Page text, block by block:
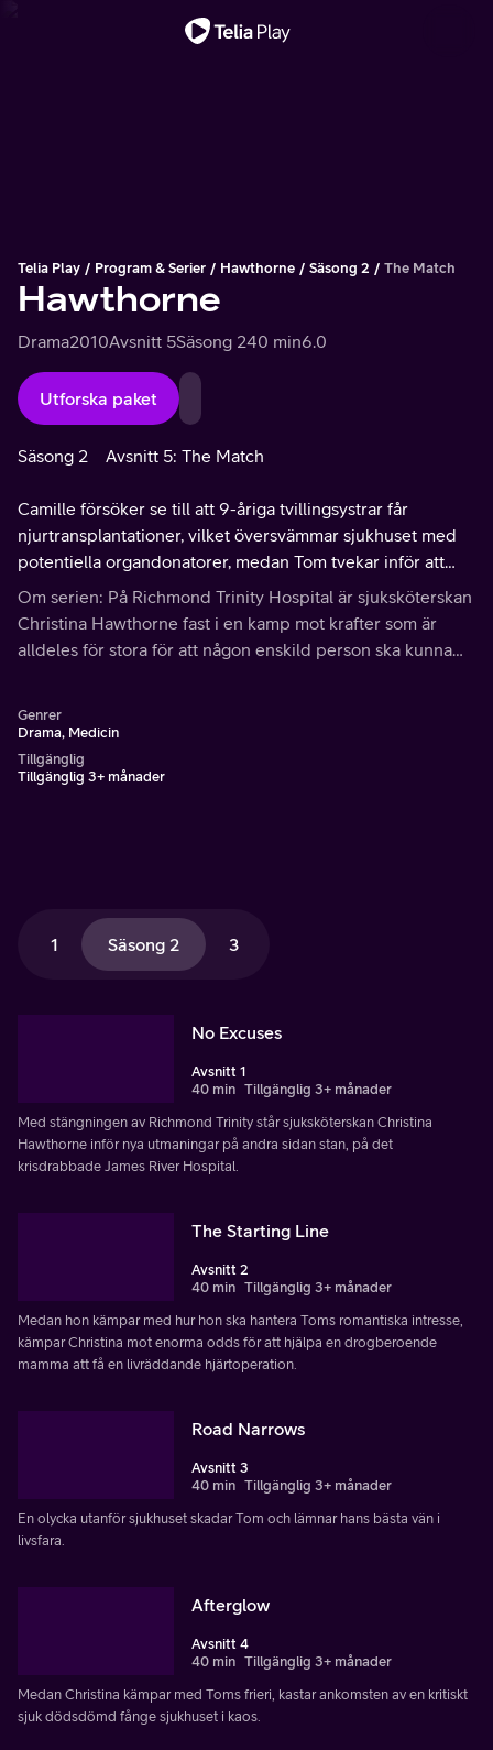
Telia Play Program & Serier Hawthorne Säsong 2 The Match
Hawthorne
Drama2010Avsnitt 5Säsong 240 min6.0
Utforska paket
Säsong 2 Avsnitt 5: The Match
Camille försöker se till att 9-åriga tvillingsystrar får
njurtransplantationer, vilket översvämmar sjukhuset med
potentiella organdonatorer, medan Tom tvekar inför att
operera sin skadade arm.
Om serien: På Richmond Trinity Hospital är sjuksköterskan
Christina Hawthorne fast i en kamp mot krafter som är
alldeles för stora för att någon enskild person ska kunna
Genrer
Drama, Medicin
Tillgänglig
Tillgänglig 3+ månader
1 Säsong 2 3
No Excuses
Avsnitt 1
40 min Tillgänglig 3+ månader
Med stängningen av Richmond Trinity står sjuksköterskan Christina
Hawthorne inför nya utmaningar på andra sidan stan, på det
krisdrabbade James River Hospital.
The Starting Line
Avsnitt 2
40 min Tillgänglig 3+ månader
Medan hon kämpar med hur hon ska hantera Toms romantiska intresse,
kämpar Christina mot enorma odds för att hjälpa en drogberoende
mamma att få en livräddande hjärtoperation.
Road Narrows
Avsnitt 3
40 min Tillgänglig 3+ månader
En olycka utanför sjukhuset skadar Tom och lämnar hans bästa vän i
livsfara.
Afterglow
Avsnitt 4
40 min Tillgänglig 3+ månader
Medan Christina kämpar med Toms frieri, kastar ankomsten av en kritiskt
sjuk dödsdömd fånge sjukhuset i kaos.